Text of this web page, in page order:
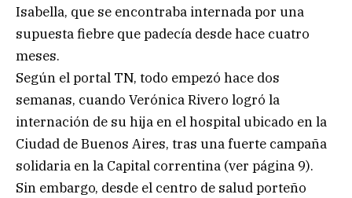
Isabella, que se encontraba internada por una
supuesta fiebre que padecía desde hace cuatro
meses.
Según el portal TN, todo empezó hace dos
semanas, cuando Verónica Rivero logró la
internación de su hija en el hospital ubicado en la
Ciudad de Buenos Aires, tras una fuerte campaña
solidaria en la Capital correntina (ver página 9).
Sin embargo, desde el centro de salud porteño